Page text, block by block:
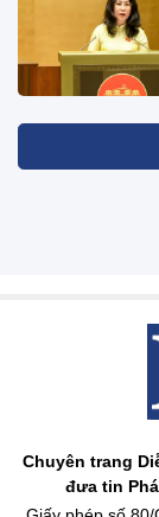
Chuyên trang
đưa tin